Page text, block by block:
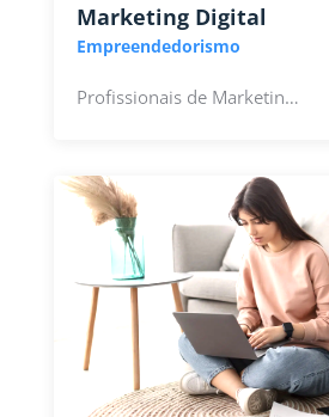
Marketing Digital
Empreendedorismo
Profissionais de Marketin…